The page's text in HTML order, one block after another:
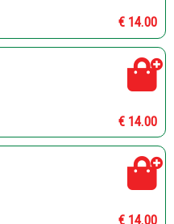
€ 14.00
€ 14.00
€ 14.00